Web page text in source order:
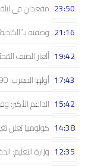
مقعدان في 23:50
وصفته 21:16
ألغاز الصيف 19:42
أولها المغرب: 90 دقيقة تفصل أربع منتخبات إفريقية عن مونديال البرازيل 17:43
الداعم الأكبر: وفاة والد 15:42
كولومبيا تعلن 14:38
وزارة 12:35